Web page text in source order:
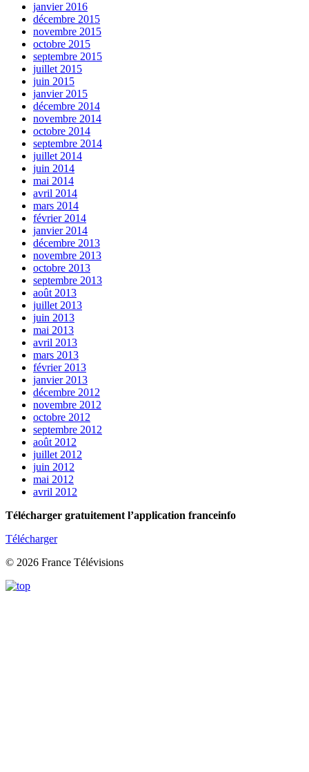
janvier 2016
décembre 2015
novembre 2015
octobre 2015
septembre 2015
juillet 2015
juin 2015
janvier 2015
décembre 2014
novembre 2014
octobre 2014
septembre 2014
juillet 2014
juin 2014
mai 2014
avril 2014
mars 2014
février 2014
janvier 2014
décembre 2013
novembre 2013
octobre 2013
septembre 2013
août 2013
juillet 2013
juin 2013
mai 2013
avril 2013
mars 2013
février 2013
janvier 2013
décembre 2012
novembre 2012
octobre 2012
septembre 2012
août 2012
juillet 2012
juin 2012
mai 2012
avril 2012
Télécharger gratuitement l’application franceinfo
Télécharger
© 2026 France Télévisions